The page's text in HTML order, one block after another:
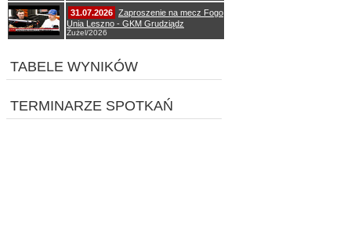
31.07.2026 Zaproszenie na mecz Fogo
Unia Leszno - GKM Grudziądz
Żużel/2026
TABELE WYNIKÓW
TERMINARZE SPOTKAŃ